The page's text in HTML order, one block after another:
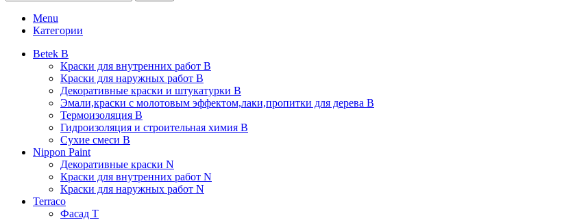
Menu
Категории
Betek B
Краски для внутренних работ B
Краски для наружных работ B
Декоративные краски и штукатурки В
Эмали,краски с молотовым эффектом,лаки,пропитки для дерева В
Термоизоляция В
Гидроизоляция и строительная химия В
Сухие смеси B
Nippon Paint
Декоративные краски N
Краски для внутренних работ N
Краски для наружных работ N
Terraco
Фасад Т